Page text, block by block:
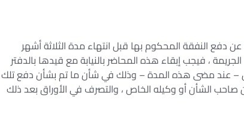
دفع النفقة المحكوم بها قبل انتهاء مدة الثلاثة أشهر
، فيجب إبقاء هذه المحاضر بالنيابة مع قيدها بالدفتر
– عند مضى هذه المدة – وذلك في شأن ما تم بشأن دفع تلك
الشأن أو وكيله الخاص ، والتصرف في الأوراق بعد ذلك